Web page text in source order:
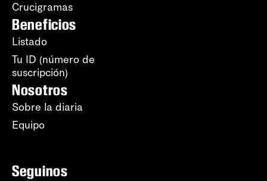
Crucigramas
Beneficios
Listado
Tu ID (número de
suscripción)
Nosotros
Sobre la diaria
Equipo
Seguinos